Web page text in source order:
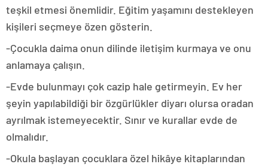
teşkil etmesi önemlidir. Eğitim yaşamını destekleyen
kişileri seçmeye özen gösterin.
-Çocukla daima onun dilinde iletişim kurmaya ve onu
anlamaya çalışın.
-Evde bulunmayı çok cazip hale getirmeyin. Ev her
şeyin yapılabildiği bir özgürlükler diyarı olursa oradan
ayrılmak istemeyecektir. Sınır ve kurallar evde de
olmalıdır.
-Okula başlayan çocuklara özel hikâye kitaplarından